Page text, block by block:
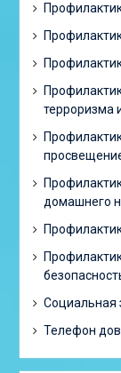
терроризма
домашнего
Социальная
Телефон